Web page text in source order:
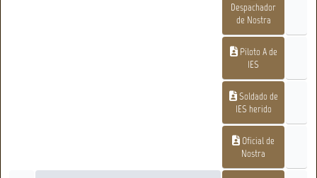
Despachador
de Nostra
Piloto A de
IES
Soldado de
IES herido
Oficial de
Nostra